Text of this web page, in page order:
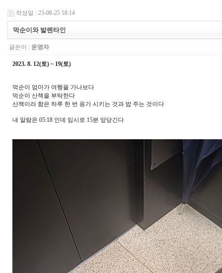
작성일 : 23-08-25 18:14
먹순이와 발렌타인
글쓴이 : 운영자
2023. 8. 12(토) ~ 19(토)
먹순이 엄마가 여행을 가나보다
먹순이 산책을 부탁한다
산책이라 함은 하루 한 번 응가 시키는 것과 밥 주는 것이다
내 알람은 05:18 인데 임시로 15분 앞당긴다